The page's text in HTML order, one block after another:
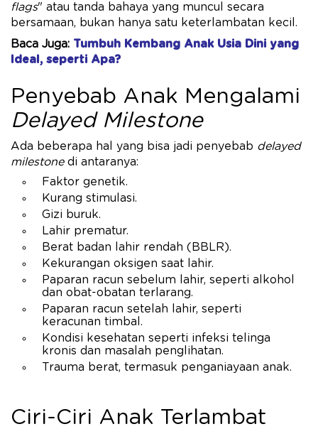
flags" atau tanda bahaya yang muncul secara
bersamaan, bukan hanya satu keterlambatan kecil.
Baca Juga: Tumbuh Kembang Anak Usia Dini yang
Ideal, seperti Apa?
Penyebab Anak Mengalami
Delayed Milestone
Ada beberapa hal yang bisa jadi penyebab delayed
milestone di antaranya:
Faktor genetik.
Kurang stimulasi.
Gizi buruk.
Lahir prematur.
Berat badan lahir rendah (BBLR).
Kekurangan oksigen saat lahir.
Paparan racun sebelum lahir, seperti alkohol
dan obat-obatan terlarang.
Paparan racun setelah lahir, seperti
keracunan timbal.
Kondisi kesehatan seperti infeksi telinga
kronis dan masalah penglihatan.
Trauma berat, termasuk penganiayaan anak.
Ciri-Ciri Anak Terlambat